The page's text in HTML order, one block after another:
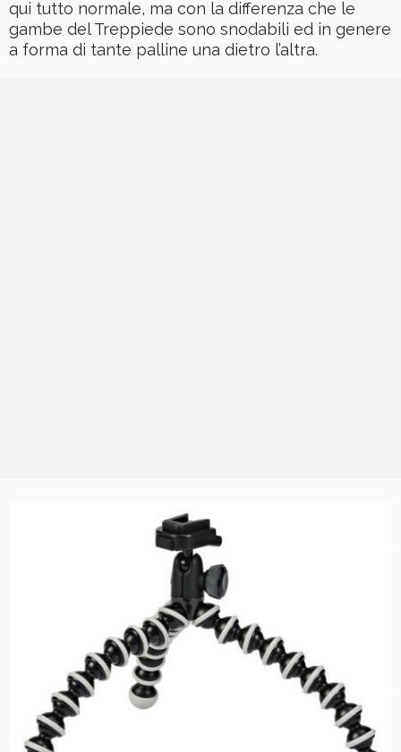
qui tutto normale, ma con la differenza che le
gambe del Treppiede sono snodabili ed in genere
a forma di tante palline una dietro l’altra.